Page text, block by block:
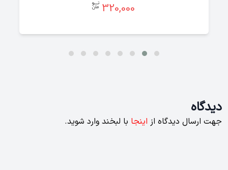
320,000
دیدگاه
جهت ارسال دیدگاه از اینجا با لبخند وارد شوید.